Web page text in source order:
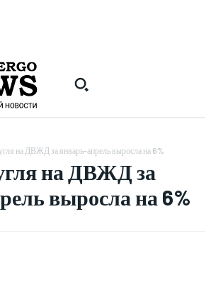
на ДВЖД за январь-апрель выросла на 6%
на ДВЖД за
выросла на 6%